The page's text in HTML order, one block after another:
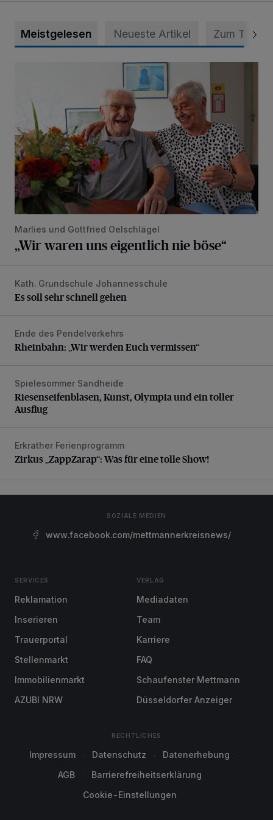
Meistgelesen Neueste Artikel Zum Thema
„Wir waren uns eigentlich nie böse“
Marlies und Gottfried Oelschlägel
„Wir waren uns eigentlich nie böse“
Es soll sehr schnell gehen
Kath. Grundschule Johannesschule
Es soll sehr schnell gehen
Rheinbahn: „Wir werden Euch vermissen“
Ende des Pendelverkehrs
Rheinbahn: „Wir werden Euch vermissen“
Riesenseifenblasen, Kunst, Olympia und ein toller Ausflug
Spielesommer Sandheide
Riesenseifenblasen, Kunst, Olympia und ein toller
Ausflug
Zirkus „ZappZarap“: Was für eine tolle Show!
Erkrather Ferienprogramm
Zirkus „ZappZarap“: Was für eine tolle Show!
SOZIALE MEDIEN
www.facebook.com/mettmannerkreisnews/
SERVICES
Reklamation
Inserieren
Trauerportal
Stellenmarkt
Immobilienmarkt
AZUBI NRW
VERLAG
Mediadaten
Team
Karriere
FAQ
Schaufenster Mettmann
Düsseldorfer Anzeiger
RECHTLICHES
Impressum Datenschutz
Datenerhebung
AGB
Barrierefreiheitserklärung
Cookie-Einstellungen